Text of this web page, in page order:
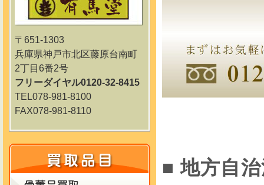
■ 地方自
〒651-1303
兵庫県神戸市北区藤原台南町
2丁目6番2号
フリーダイヤル0120-32-8415
TEL078-981-8100
FAX078-981-8110